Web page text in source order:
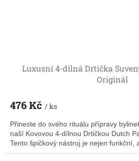
Luxusní 4-dílná Drtička
Originál
476 Kč / ks
Přineste do svého rituálu přípravy
naší Kovovou 4-dílnou Drtičkou Dutch
Tento špičkový nástroj je nejen funkční,